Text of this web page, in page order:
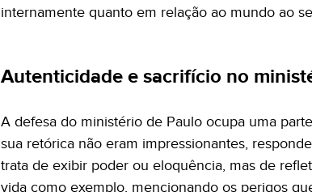
internamente quanto em relação ao mundo ao
Autenticidade e sacrifício no
A defesa do ministério de Paulo ocupa uma
sua retórica não eram impressionantes,
trata de exibir poder ou eloquência, mas de
vida como exemplo, mencionando os perigos